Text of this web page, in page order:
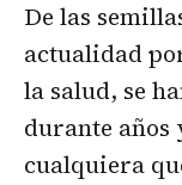
De las
actualidad
la salud, se
durante años
cualquiera